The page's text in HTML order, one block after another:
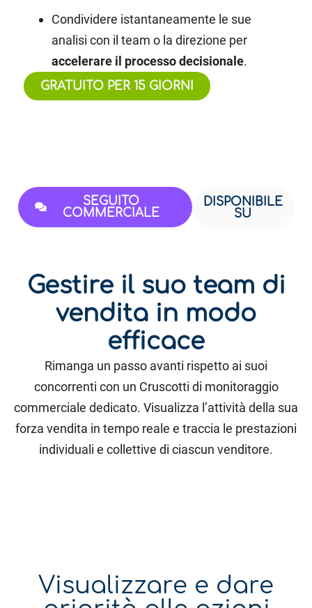
Condividere istantaneamente le sue
analisi con il team o la direzione per
accelerare il processo decisionale.
GRATUITO PER 15 GIORNI
SEGUITO
COMMERCIALE
DISPONIBILE
SU
Gestire il suo team di
vendita in modo
efficace
Rimanga un passo avanti rispetto ai suoi
concorrenti con un Cruscotti di monitoraggio
commerciale dedicato. Visualizza l’attività della sua
forza vendita in tempo reale e traccia le prestazioni
individuali e collettive di ciascun venditore.
Visualizzare e dare